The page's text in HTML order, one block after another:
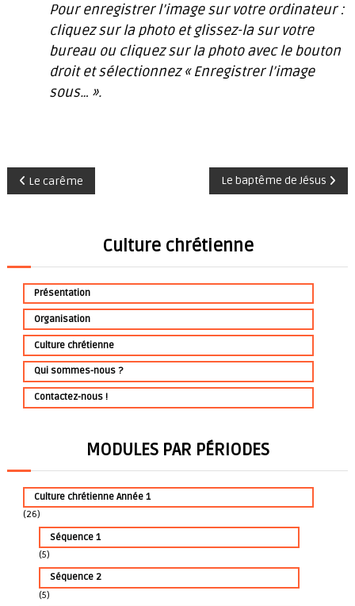
Pour enregistrer l’image sur votre ordinateur :
cliquez sur la photo et glissez-la sur votre
bureau ou cliquez sur la photo avec le bouton
droit et sélectionnez « Enregistrer l’image
sous… ».
N Le carême Le baptême de Jésus
Culture chrétienne
Présentation
Organisation
Culture chrétienne
Qui sommes-nous ?
Contactez-nous !
MODULES PAR PÉRIODES
Culture chrétienne Année 1
(26)
Séquence 1
(5)
Séquence 2
(5)